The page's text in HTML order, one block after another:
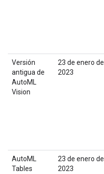
Versión
antigua de
AutoML
Vision
23 de enero del
2023
AutoML
Tables
23 de enero del
2023